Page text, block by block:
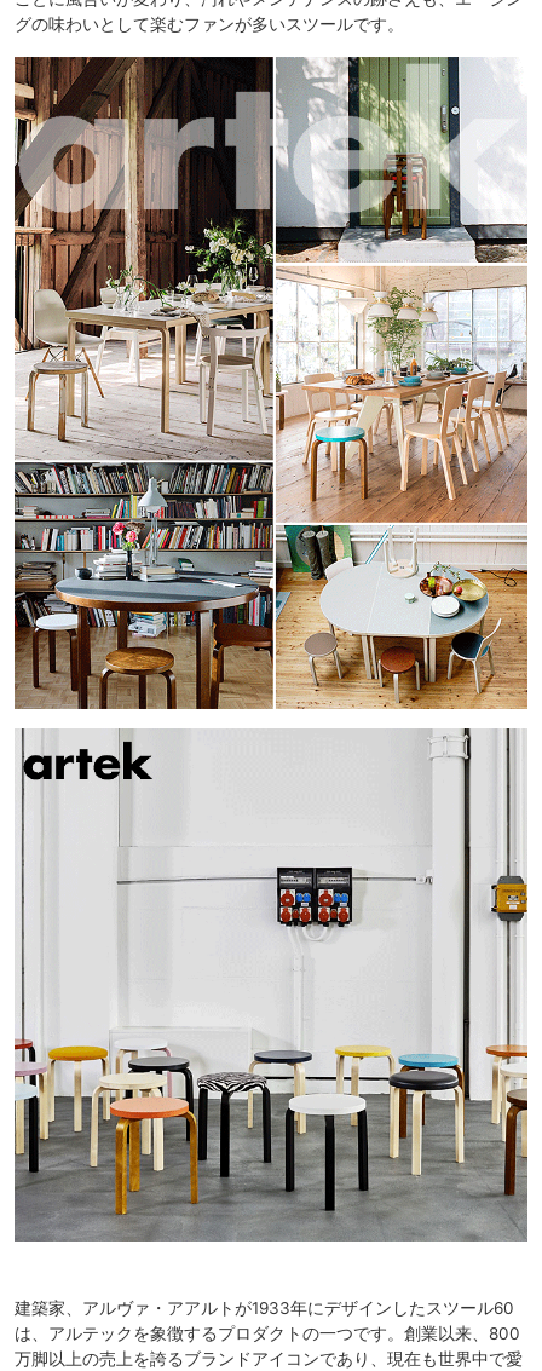
グの味わいとして楽むファンが多いスツールです。
建築家、アルヴァ・アアルトが1933年にデザインしたスツール60
は、アルテックを象徴するプロダクトの一つです。創業以来、800
万脚以上の売上を誇るブランドアイコンであり、現在も世界中で愛